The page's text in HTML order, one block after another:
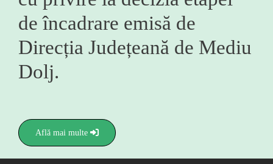
cu privire la decizia etapei
de încadrare emisă de
Direcția Județeană de Mediu
Dolj.
Află mai multe